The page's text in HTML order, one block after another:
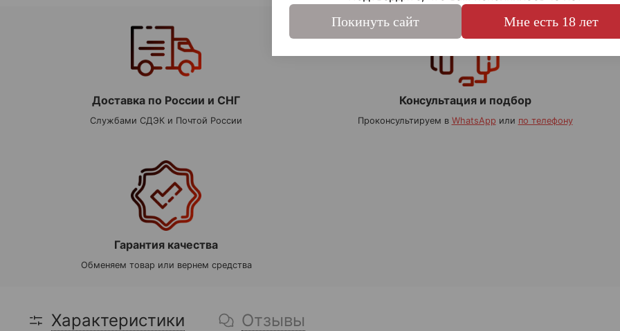
Доставка по России и СНГ
Службами СДЭК и Почтой России
Консультация и подбор
Проконсультируем в WhatsApp или по телефону
Гарантия качества
Обменяем товар или вернем средства
Характеристики Отзывы
Покинуть сайт Мне есть 18 лет